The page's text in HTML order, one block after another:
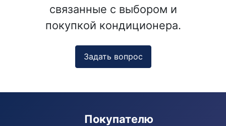
связанные с выбором и
покупкой кондиционера.
Задать вопрос
Покупателю